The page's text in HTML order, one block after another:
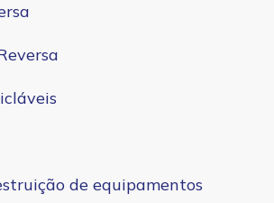
de equipamentos